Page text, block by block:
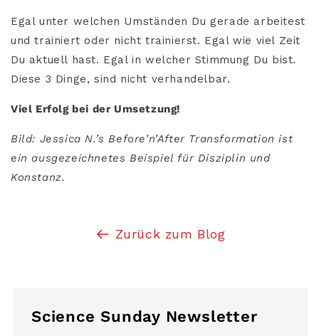
Egal unter welchen Umständen Du gerade arbeitest
und trainiert oder nicht trainierst. Egal wie viel Zeit
Du aktuell hast. Egal in welcher Stimmung Du bist.
Diese 3 Dinge, sind nicht verhandelbar.
Viel Erfolg bei der Umsetzung!
Bild: Jessica N.’s Before’n’After Transformation ist
ein ausgezeichnetes Beispiel für Disziplin und
Konstanz.
Zurück zum Blog
Science Sunday Newsletter